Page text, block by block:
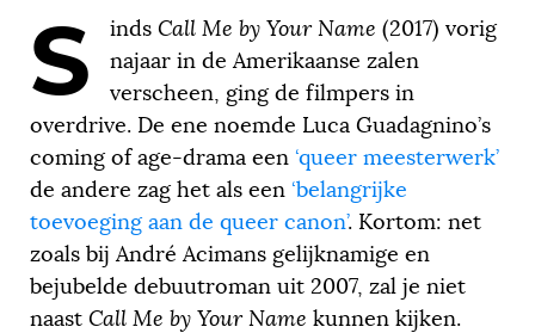
S inds Call Me by Your Name (2017) vorig
najaar in de Amerikaanse zalen
verscheen, ging de filmpers in
overdrive. De ene noemde Luca Guadagnino’s
coming of age-drama een ‘queer meesterwerk’
de andere zag het als een ‘belangrijke
toevoeging aan de queer canon’. Kortom: net
zoals bij André Acimans gelijknamige en
bejubelde debuutroman uit 2007, zal je niet
naast Call Me by Your Name kunnen kijken.